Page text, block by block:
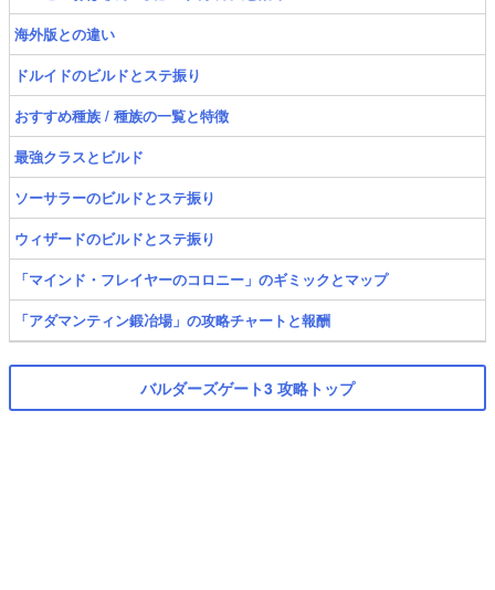
海外版との違い
ドルイドのビルドとステ振り
おすすめ種族 / 種族の一覧と特徴
最強クラスとビルド
ソーサラーのビルドとステ振り
ウィザードのビルドとステ振り
「マインド・フレイヤーのコロニー」のギミックとマップ
「アダマンティン鍛冶場」の攻略チャートと報酬
バルダーズゲート3 攻略トップ